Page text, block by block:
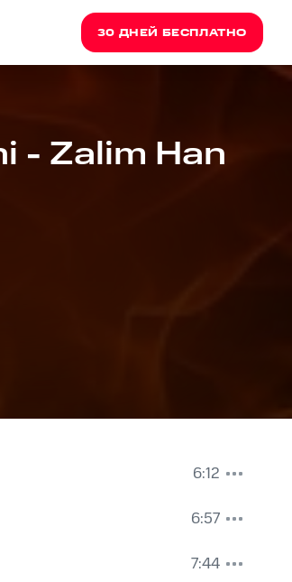
30 ДНЕЙ БЕСПЛАТНО
- Zalim Han
6:12
6:57
7:44